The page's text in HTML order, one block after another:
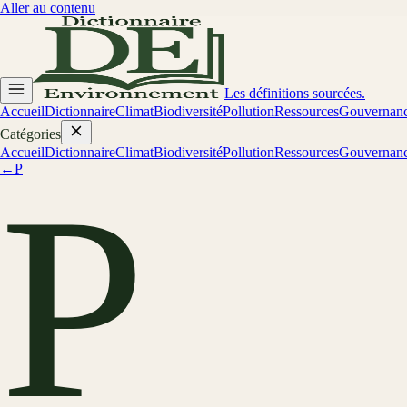
Aller au contenu
Les définitions sourcées.
AccueilDictionnaireClimatBiodiversitéPollutionRessources
Catégories
AccueilDictionnaireClimatBiodiversitéPollutionRessources
←P
P